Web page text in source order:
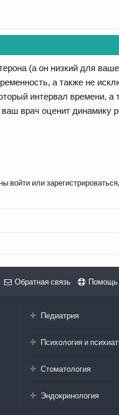
(а он низкий для
а также не
интервал времени, а
врач оценит динамику
войти или
Обратная связь Помощь
Педиатрия
Психология и
Стоматология
Эндокринология